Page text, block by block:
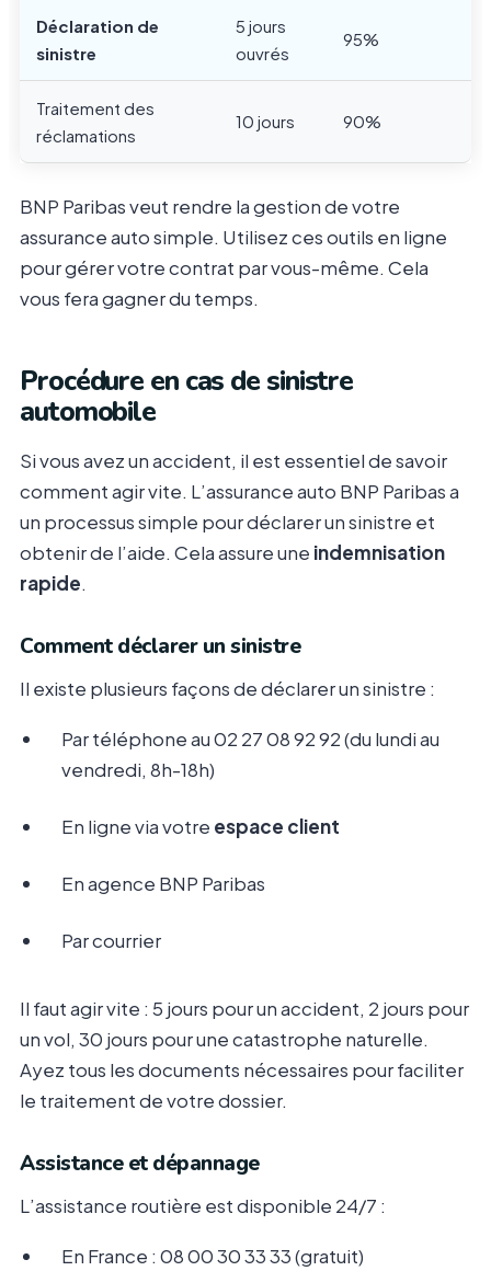
Déclaration de
sinistre
5 jours
ouvrés
95%
Traitement des
réclamations
10 jours 90%
BNP Paribas veut rendre la gestion de votre
assurance auto simple. Utilisez ces outils en ligne
pour gérer votre contrat par vous-même. Cela
vous fera gagner du temps.
Procédure en cas de sinistre
automobile
Si vous avez un accident, il est essentiel de savoir
comment agir vite. L’assurance auto BNP Paribas a
un processus simple pour déclarer un sinistre et
obtenir de l’aide. Cela assure une indemnisation
rapide.
Comment déclarer un sinistre
Il existe plusieurs façons de déclarer un sinistre :
Par téléphone au 02 27 08 92 92 (du lundi au
vendredi, 8h-18h)
En ligne via votre espace client
En agence BNP Paribas
Par courrier
Il faut agir vite : 5 jours pour un accident, 2 jours pour
un vol, 30 jours pour une catastrophe naturelle.
Ayez tous les documents nécessaires pour faciliter
le traitement de votre dossier.
Assistance et dépannage
L’assistance routière est disponible 24/7 :
En France : 08 00 30 33 33 (gratuit)